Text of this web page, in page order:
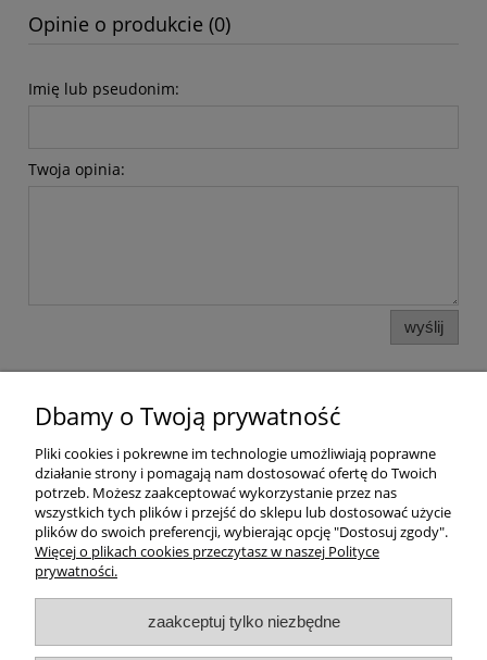
Opinie o produkcie (0)
Imię lub pseudonim:
Twoja opinia:
wyślij
Pomoc
Dostawa
Moje konto
O firmie
Dbamy o Twoją prywatność
Pliki cookies i pokrewne im technologie umożliwiają poprawne
działanie strony i pomagają nam dostosować ofertę do Twoich
potrzeb. Możesz zaakceptować wykorzystanie przez nas
wszystkich tych plików i przejść do sklepu lub dostosować użycie
plików do swoich preferencji, wybierając opcję "Dostosuj zgody".
Więcej o plikach cookies przeczytasz w naszej Polityce
prywatności.
zaakceptuj tylko niezbędne